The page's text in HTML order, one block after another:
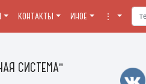
СИСТЕМА"
КОНТАКТЫ ИНОЕ ⋮